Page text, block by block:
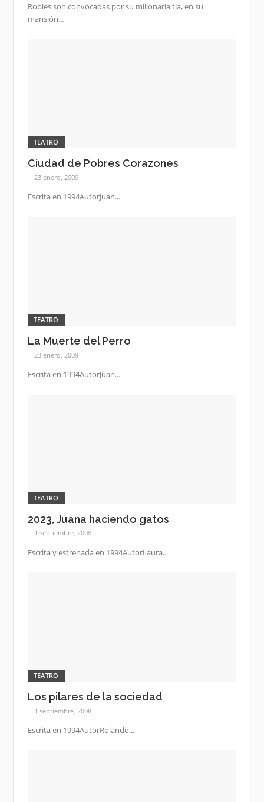
Robles son convocadas por su millonaria tía, en su
mansión...
TEATRO
Ciudad de Pobres Corazones
23 enero, 2009
Escrita en 1994AutorJuan...
TEATRO
La Muerte del Perro
23 enero, 2009
Escrita en 1994AutorJuan...
TEATRO
2023, Juana haciendo gatos
1 septiembre, 2008
Escrita y estrenada en 1994AutorLaura...
TEATRO
Los pilares de la sociedad
1 septiembre, 2008
Escrita en 1994AutorRolando...